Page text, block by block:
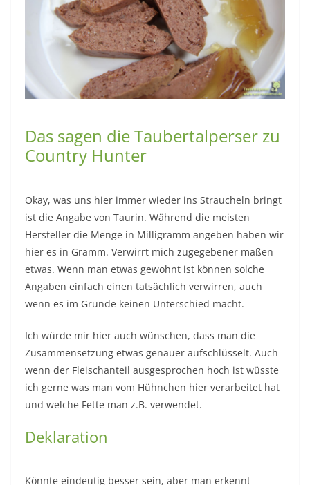
Das sagen die Taubertalperser zu
Country Hunter
Okay, was uns hier immer wieder ins Straucheln bringt
ist die Angabe von Taurin. Während die meisten
Hersteller die Menge in Milligramm angeben haben wir
hier es in Gramm. Verwirrt mich zugegebener maßen
etwas. Wenn man etwas gewohnt ist können solche
Angaben einfach einen tatsächlich verwirren, auch
wenn es im Grunde keinen Unterschied macht.
Ich würde mir hier auch wünschen, dass man die
Zusammensetzung etwas genauer aufschlüsselt. Auch
wenn der Fleischanteil ausgesprochen hoch ist wüsste
ich gerne was man vom Hühnchen hier verarbeitet hat
und welche Fette man z.B. verwendet.
Deklaration
Könnte eindeutig besser sein, aber man erkennt